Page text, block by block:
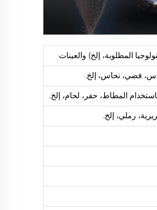
المطلوبة، إلخ) والعينات
رملي، إلخ.